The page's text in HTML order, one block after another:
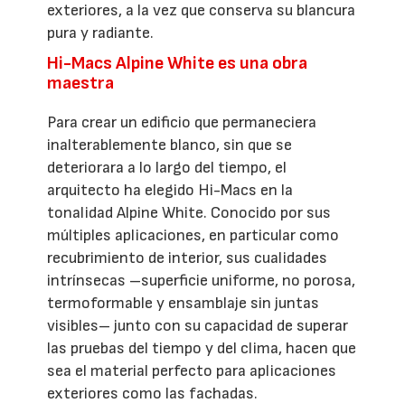
exteriores, a la vez que conserva su blancura
pura y radiante.
Hi-Macs Alpine White es una obra
maestra
Para crear un edificio que permaneciera
inalterablemente blanco, sin que se
deteriorara a lo largo del tiempo, el
arquitecto ha elegido Hi-Macs en la
tonalidad Alpine White. Conocido por sus
múltiples aplicaciones, en particular como
recubrimiento de interior, sus cualidades
intrínsecas –superficie uniforme, no porosa,
termoformable y ensamblaje sin juntas
visibles– junto con su capacidad de superar
las pruebas del tiempo y del clima, hacen que
sea el material perfecto para aplicaciones
exteriores como las fachadas.